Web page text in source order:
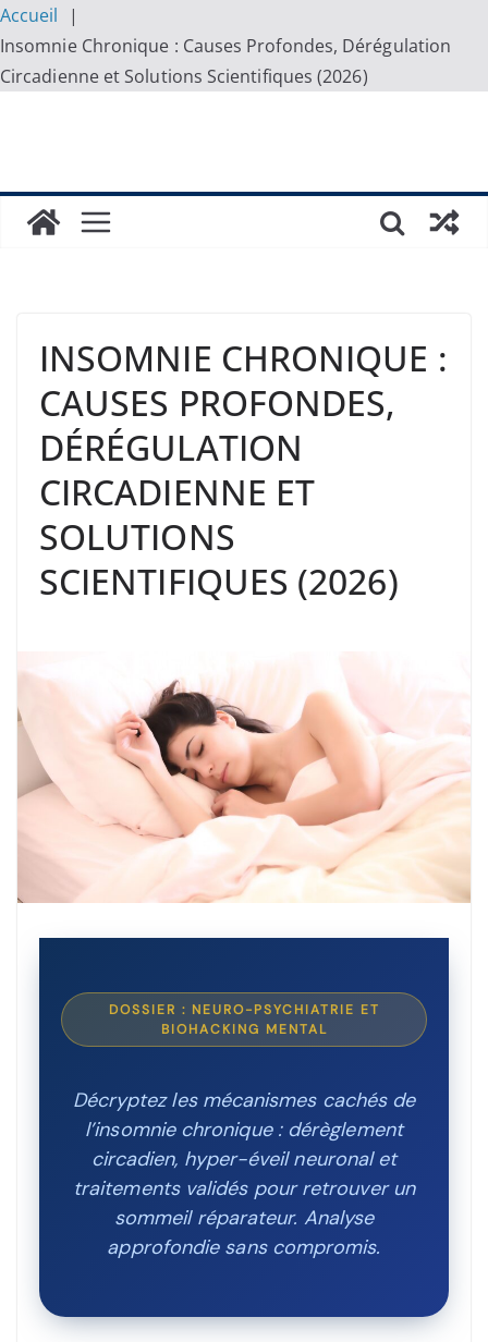
Accueil
Insomnie Chronique : Causes Profondes, Dérégulation
Circadienne et Solutions Scientifiques (2026)
INSOMNIE CHRONIQUE :
CAUSES PROFONDES,
DÉRÉGULATION
CIRCADIENNE ET
SOLUTIONS
SCIENTIFIQUES (2026)
DOSSIER : NEURO-PSYCHIATRIE ET
BIOHACKING MENTAL
Décryptez les mécanismes cachés de
l’insomnie chronique : dérèglement
circadien, hyper-éveil neuronal et
traitements validés pour retrouver un
sommeil réparateur. Analyse
approfondie sans compromis.